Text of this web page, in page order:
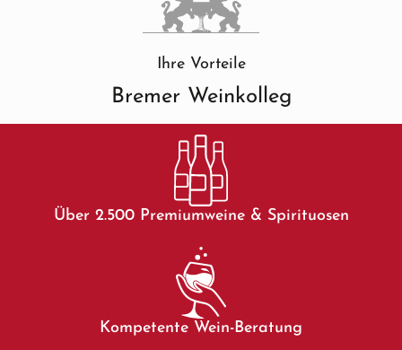
Ihre Vorteile
Bremer Weinkolleg
Über 2.500 Premiumweine & Spirituosen
Kompetente Wein-Beratung